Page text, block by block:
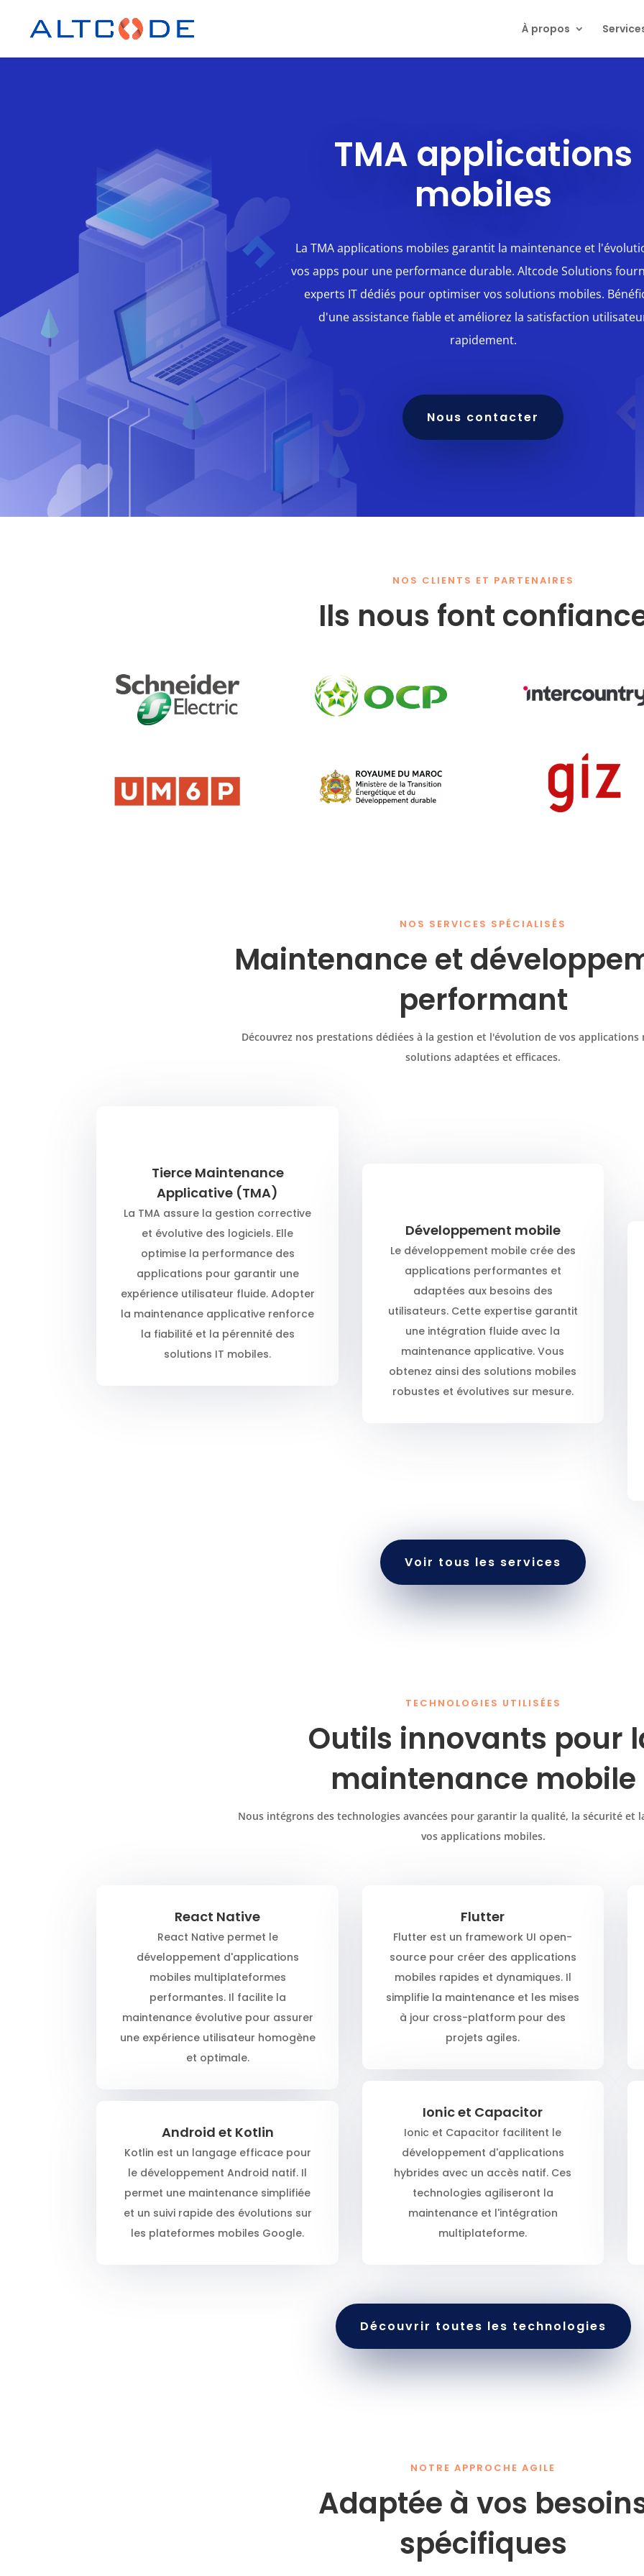
À propos
TMA applications
mobiles
La TMA applications mobiles garantit la maintenance et
vos apps pour une performance durable. Altcode Solutions
experts IT dédiés pour optimiser vos solutions mobiles.
d'une assistance fiable et améliorez la satisfaction
rapidement.
Nous contacter
NOS CLIENTS ET PARTENAIRES
Ils nous font
NOS SERVICES SPÉCIALISÉS
Maintenance et
performant
Découvrez nos prestations dédiées à la gestion et l'évolution de vos applications
solutions adaptées et efficaces.
Tierce Maintenance
Applicative (TMA)
La TMA assure la gestion corrective
et évolutive des logiciels. Elle
optimise la performance des
applications pour garantir une
expérience utilisateur fluide. Adopter
la maintenance applicative renforce
la fiabilité et la pérennité des
solutions IT mobiles.
Développement mobile
Le développement mobile crée des
applications performantes et
adaptées aux besoins des
utilisateurs. Cette expertise garantit
une intégration fluide avec la
maintenance applicative. Vous
obtenez ainsi des solutions mobiles
robustes et évolutives sur mesure.
Voir tous les services
TECHNOLOGIES UTILISÉES
Outils innovants pour
maintenance mobile
Nous intégrons des technologies avancées pour garantir la qualité, la sécurité et
vos applications mobiles.
React Native
React Native permet le
développement d'applications
mobiles multiplateformes
performantes. Il facilite la
maintenance évolutive pour assurer
une expérience utilisateur homogène
et optimale.
Android et Kotlin
Kotlin est un langage efficace pour
le développement Android natif. Il
permet une maintenance simplifiée
et un suivi rapide des évolutions sur
les plateformes mobiles Google.
Flutter
Flutter est un framework UI open-
source pour créer des applications
mobiles rapides et dynamiques. Il
simplifie la maintenance et les mises
à jour cross-platform pour des
projets agiles.
Ionic et Capacitor
Ionic et Capacitor facilitent le
développement d'applications
hybrides avec un accès natif. Ces
technologies agiliseront la
maintenance et l'intégration
multiplateforme.
Découvrir toutes les technologies
NOTRE APPROCHE AGILE
Adaptée à vos
spécifiques